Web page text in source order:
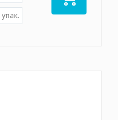
упак.